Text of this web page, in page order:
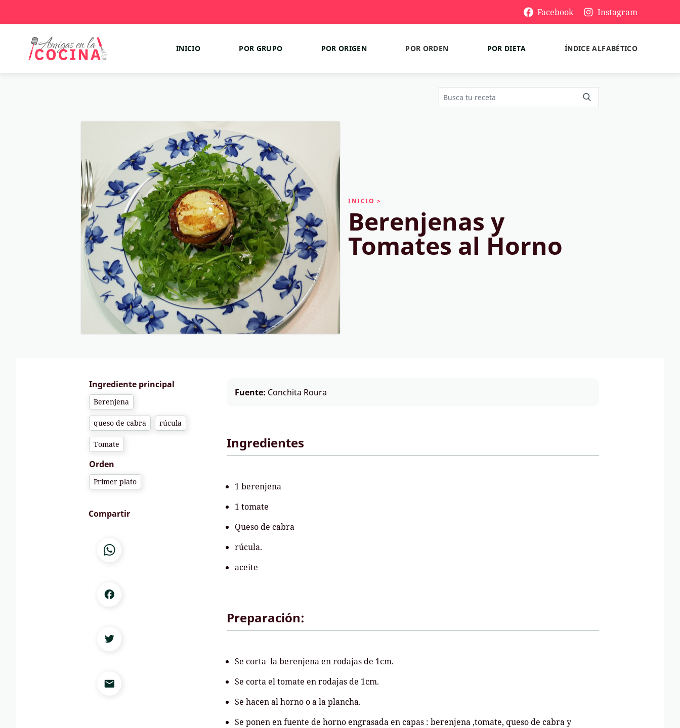
Facebook Instagram
INICIO POR GRUPO POR ORIGEN POR ORDEN POR DIETA ÍNDICE ALFABÉTICO
INICIO >
Berenjenas y
Tomates al Horno
Ingrediente principal
Berenjena
queso de cabra rúcula
Tomate
Orden
Primer plato
Compartir
Fuente: Conchita Roura
Ingredientes
1 berenjena
1 tomate
Queso de cabra
rúcula.
aceite
Preparación:
Se corta la berenjena en rodajas de 1cm.
Se corta el tomate en rodajas de 1cm.
Se hacen al horno o a la plancha.
Se ponen en fuente de horno engrasada en capas : berenjena ,tomate, queso de cabra y